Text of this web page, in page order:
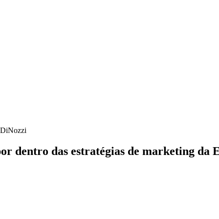
dentro das estratégias de marketing da